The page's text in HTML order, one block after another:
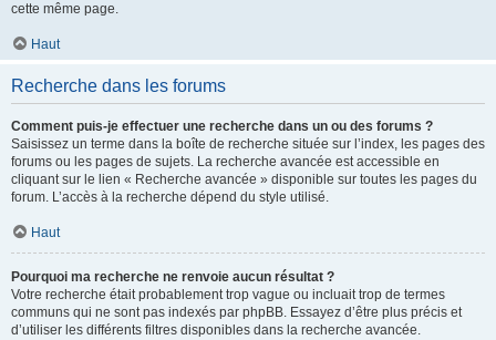
cette même page.
Haut
Recherche dans les forums
Comment puis-je effectuer une recherche dans un ou des forums ?
Saisissez un terme dans la boîte de recherche située sur l’index, les pages des
forums ou les pages de sujets. La recherche avancée est accessible en
cliquant sur le lien « Recherche avancée » disponible sur toutes les pages du
forum. L’accès à la recherche dépend du style utilisé.
Haut
Pourquoi ma recherche ne renvoie aucun résultat ?
Votre recherche était probablement trop vague ou incluait trop de termes
communs qui ne sont pas indexés par phpBB. Essayez d’être plus précis et
d’utiliser les différents filtres disponibles dans la recherche avancée.